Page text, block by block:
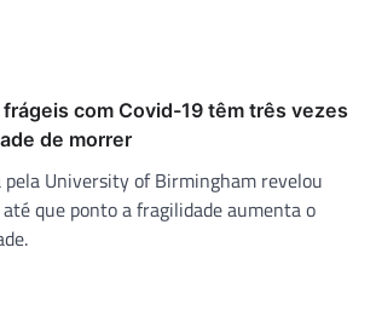
com Covid-19 têm três vezes
de morrer
pela University of Birmingham revelou
que ponto a fragilidade aumenta o